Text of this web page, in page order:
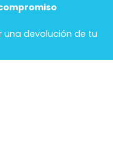
una devolución de tu